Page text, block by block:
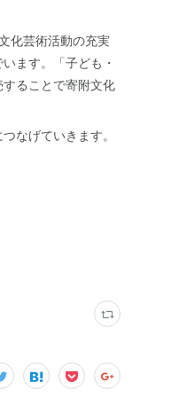
化芸術活動の充実
ます。「子ども・
ることで寄附文化
なげていきます。